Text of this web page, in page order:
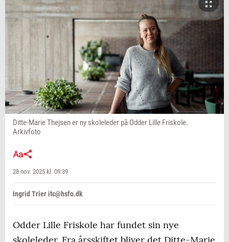
Ditte-Marie Thejsen er ny skoleleder på Odder Lille Friskole.
Arkivfoto
28 nov. 2025 kl. 09:39
Ingrid Trier itc@hsfo.dk
Odder Lille Friskole har fundet sin nye